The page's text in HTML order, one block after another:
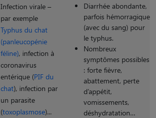
Infection virale –
par exemple
Typhus du chat
(panleucopénie
féline), infection à
coronavirus
entérique (PIF du
chat), infection par
un parasite
(toxoplasmose)...
Diarrhée abondante,
parfois hémorragique
(avec du sang) pour
le typhus.
Nombreux
symptômes possibles
: forte fièvre,
abattement, perte
d’appétit,
vomissements,
déshydratation…